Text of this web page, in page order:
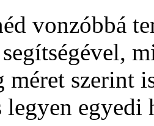
vonzóbbá
segítségével,
méret szerint
legyen egyedi